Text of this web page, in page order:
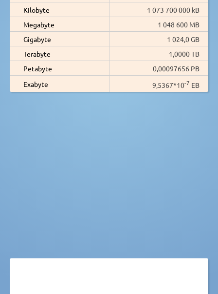
Kilobyte
1 073 700 000 kB
Megabyte
1 048 600 MB
Gigabyte
1 024,0 GB
Terabyte
1,0000 TB
Petabyte
0,00097656 PB
Exabyte
9,5367*10-7 EB